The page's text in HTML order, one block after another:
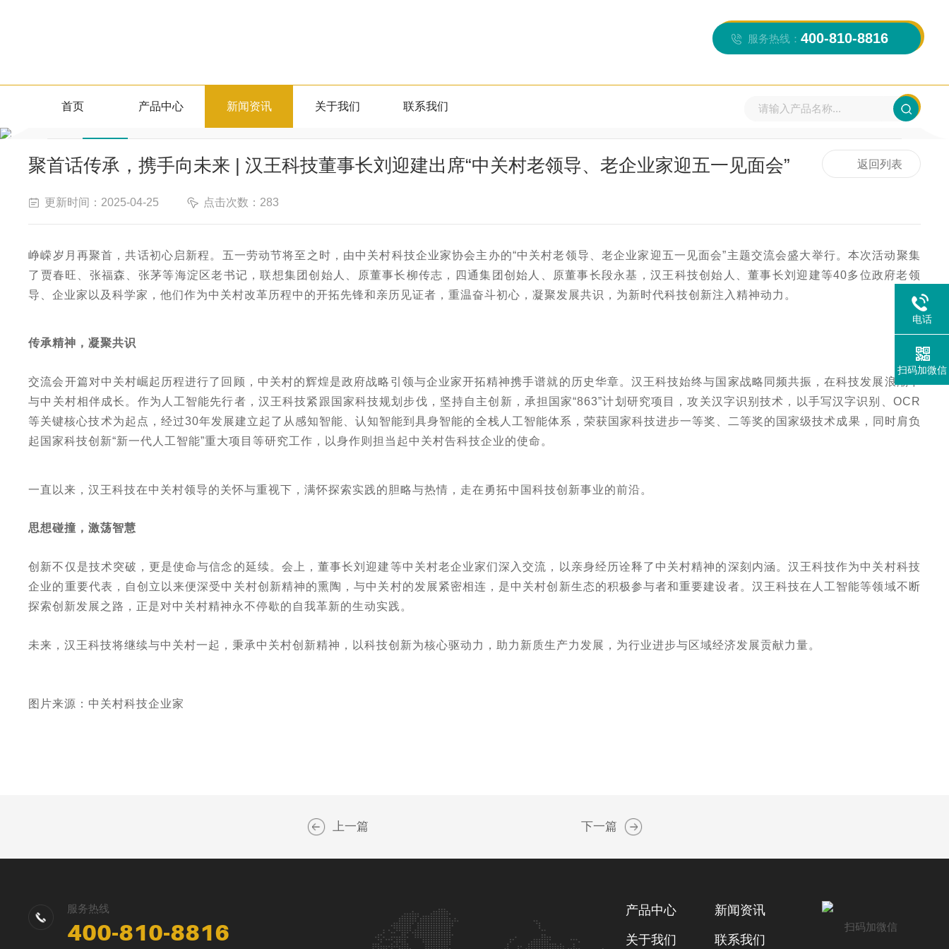
服务热线： 400-810-8816
首页 产品中心 新闻资讯 关于我们 联系我们
新闻资讯
NEWS CENTER
行业新闻 首页>>新闻资讯>>
聚首话传承，携手向未来 | 汉王科技董事长刘迎建出席“中关村老领导、老企业家迎五一见面会”
更新时间：2025-04-25 点击次数：283
峥嵘岁月再聚首，共话初心启新程。五一劳动节将至之时，由中关村科技企业家协会主办的“中关村老领导、老企业家迎五一见面会”主题交流会盛大举行。本次活动聚集
了贾春旺、张福森、张茅等海淀区老书记，联想集团创始人、原董事长柳传志，四通集团创始人、原董事长段永基，汉王科技创始人、董事长刘迎建等40多位政府老领
导、企业家以及科学家，他们作为中关村改革历程中的开拓先锋和亲历见证者，重温奋斗初心，凝聚发展共识，为新时代科技创新注入精神动力。
传承精神，凝聚共识
交流会开篇对中关村崛起历程进行了回顾，中关村的辉煌是政府战略引领与企业家开拓精神携手谱就的历史华章。汉王科技始终与国家战略同频共振，在科技发展浪潮中
与中关村相伴成长。作为人工智能先行者，汉王科技紧跟国家科技规划步伐，坚持自主创新，承担国家“863”计划研究项目，攻关汉字识别技术 ， 以手写汉字识别、 OCR
等关键核心技术为起点，经过30年发展建立起了从感知智能、认知智能到具身智能的全栈人工智能体系，荣获国家科技进步一等奖、二等奖的国家级技术成果，同时肩负
起国家科技创新“新一代人工智能”重大项目等研究工作，以身作则担当起中关村告科技企业的使命。
一直以来，汉王科技在中关村领导的关怀与重视下，满怀探索实践的胆略与热情，走在勇拓中国科技创新事业的前沿。
思想碰撞，激荡智慧
创新不仅是技术突破，更是使命与信念的延续。会上，董事长刘迎建等中关村老企业家们深入交流，以亲身经历诠释了中关村精神的深刻内涵。汉王科技作为中关村科技
企业的重要代表，自创立以来便深受中关村创新精神的熏陶，与中关村的发展紧密相连，是中关村创新生态的积极参与者和重要建设者。汉王科技在人工智能等领域不断
探索创新发展之路，正是对中关村精神永不停歇的自我革新的生动实践。
未来，汉王科技将继续与中关村一起，秉承中关村创新精神，以科技创新为核心驱动力，助力新质生产力发展，为行业进步与区域经济发展贡献力量。
图片来源：中关村科技企业家
返回列表
上一篇 下一篇
服务热线
400-810-8816 扫码加微信
产品中心 新闻资讯
关于我们 联系我们
电话
扫码加微信